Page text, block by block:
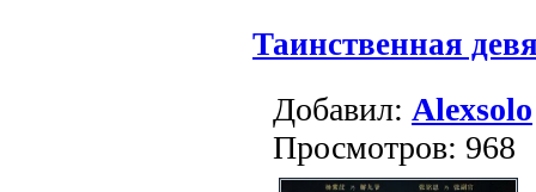
Таинственная
Добавил: Alexsolo
Просмотров: 968